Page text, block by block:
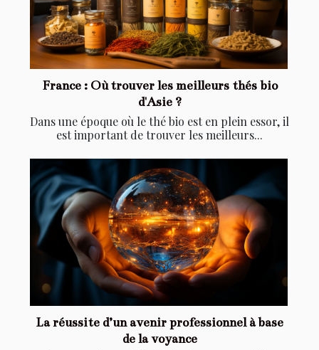
France : Où trouver les meilleurs thés bio
d'Asie ?
Dans une époque où le thé bio est en plein essor, il
est important de trouver les meilleurs...
La réussite d’un avenir professionnel à base
de la voyance